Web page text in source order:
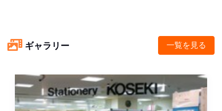
ギャラリー 一覧を見る